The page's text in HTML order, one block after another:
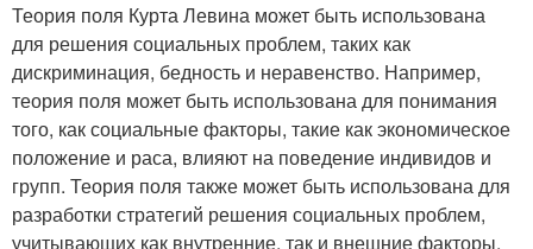
Теория поля Курта Левина может быть использована
для решения социальных проблем, таких как
дискриминация, бедность и неравенство. Например,
теория поля может быть использована для понимания
того, как социальные факторы, такие как экономическое
положение и раса, влияют на поведение индивидов и
групп. Теория поля также может быть использована для
разработки стратегий решения социальных проблем,
учитывающих как внутренние, так и внешние факторы.